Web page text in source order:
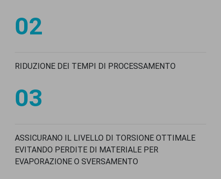
02
RIDUZIONE DEI TEMPI DI PROCESSAMENTO
03
ASSICURANO IL LIVELLO DI TORSIONE OTTIMALE
EVITANDO PERDITE DI MATERIALE PER
EVAPORAZIONE O SVERSAMENTO